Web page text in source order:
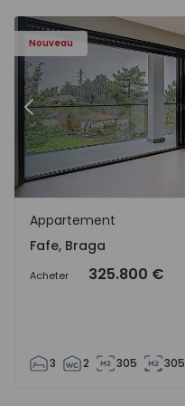
Nouveau
Précédent
Fafe, Braga
Appartement
Fafe, Braga
Acheter 325.800 €
3 2 305 305